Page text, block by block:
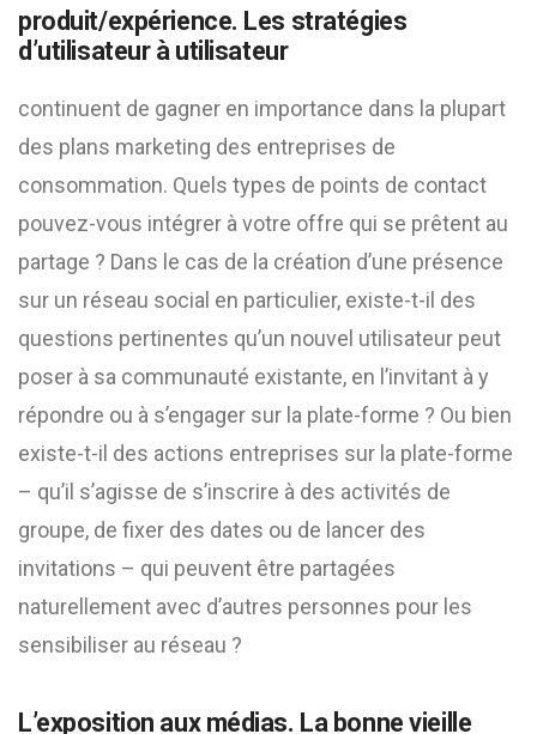
produit/expérience. Les stratégies
d’utilisateur à utilisateur
continuent de gagner en importance dans la plupart
des plans marketing des entreprises de
consommation. Quels types de points de contact
pouvez-vous intégrer à votre offre qui se prêtent au
partage ? Dans le cas de la création d’une présence
sur un réseau social en particulier, existe-t-il des
questions pertinentes qu’un nouvel utilisateur peut
poser à sa communauté existante, en l’invitant à y
répondre ou à s’engager sur la plate-forme ? Ou bien
existe-t-il des actions entreprises sur la plate-forme
– qu’il s’agisse de s’inscrire à des activités de
groupe, de fixer des dates ou de lancer des
invitations – qui peuvent être partagées
naturellement avec d’autres personnes pour les
sensibiliser au réseau ?
L’exposition aux médias. La bonne vieille